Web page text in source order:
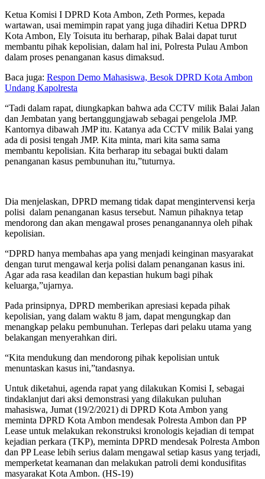
Ketua Komisi I DPRD Kota Ambon, Zeth Pormes, kepada
wartawan, usai memimpin rapat yang juga dihadiri Ketua DPRD
Kota Ambon, Ely Toisuta itu berharap, pihak Balai dapat turut
membantu pihak kepolisian, dalam hal ini, Polresta Pulau Ambon
dalam proses penanganan kasus dimaksud.
Baca juga: Respon Demo Mahasiswa, Besok DPRD Kota Ambon
Undang Kapolresta
“Tadi dalam rapat, diungkapkan bahwa ada CCTV milik Balai Jalan
dan Jembatan yang bertanggungjawab sebagai pengelola JMP.
Kantornya dibawah JMP itu. Katanya ada CCTV milik Balai yang
ada di posisi tengah JMP. Kita minta, mari kita sama sama
membantu kepolisian. Kita berharap itu sebagai bukti dalam
penanganan kasus pembunuhan itu,”tuturnya.
Dia menjelaskan, DPRD memang tidak dapat mengintervensi kerja
polisi dalam penanganan kasus tersebut. Namun pihaknya tetap
mendorong dan akan mengawal proses penanganannya oleh pihak
kepolisian.
“DPRD hanya membahas apa yang menjadi keinginan masyarakat
dengan turut mengawal kerja polisi dalam penanganan kasus ini.
Agar ada rasa keadilan dan kepastian hukum bagi pihak
keluarga,”ujarnya.
Pada prinsipnya, DPRD memberikan apresiasi kepada pihak
kepolisian, yang dalam waktu 8 jam, dapat mengungkap dan
menangkap pelaku pembunuhan. Terlepas dari pelaku utama yang
belakangan menyerahkan diri.
“Kita mendukung dan mendorong pihak kepolisian untuk
menuntaskan kasus ini,”tandasnya.
Untuk diketahui, agenda rapat yang dilakukan Komisi I, sebagai
tindaklanjut dari aksi demonstrasi yang dilakukan puluhan
mahasiswa, Jumat (19/2/2021) di DPRD Kota Ambon yang
meminta DPRD Kota Ambon mendesak Polresta Ambon dan PP
Lease untuk melakukan rekonstruksi kronologis kejadian di tempat
kejadian perkara (TKP), meminta DPRD mendesak Polresta Ambon
dan PP Lease lebih serius dalam mengawal setiap kasus yang terjadi,
memperketat keamanan dan melakukan patroli demi kondusifitas
masyarakat Kota Ambon. (HS-19)